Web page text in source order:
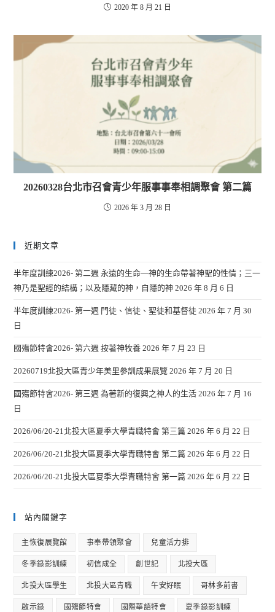
2020 年 8 月 21 日
20260328台北市召會青少年服事事奉相調聚會 第二篇
2026 年 3 月 28 日
近期文章
半年度訓練2026- 第二週 永遠的生命—神的生命帶著神聖的性情；三一
神乃是聖經的結構；以及隱藏的神，自隱的神 2026 年 8 月 6 日
半年度訓練2026- 第一週 門徒、信徒、聖徒和基督徒 2026 年 7 月 30
日
國殤節特會2026- 第六週 按著神牧養 2026 年 7 月 23 日
20260719北投大區青少年美里參訓成果展覽 2026 年 7 月 20 日
國殤節特會2026- 第三週 為著新的復興之神人的生活 2026 年 7 月 16
日
2026/06/20-21北投大區夏季大學青職特會 第三篇 2026 年 6 月 22 日
2026/06/20-21北投大區夏季大學青職特會 第二篇 2026 年 6 月 22 日
2026/06/20-21北投大區夏季大學青職特會 第一篇 2026 年 6 月 22 日
站內關鍵字
主恢復展覽館 事奉帶領聚會 兒童活力排
冬季錄影訓練 初信成全 創世記 北投大區
北投大區學生 北投大區青職 午安好眠 哥林多前書
啟示錄 國殤節特會 國際華語特會 夏季錄影訓練